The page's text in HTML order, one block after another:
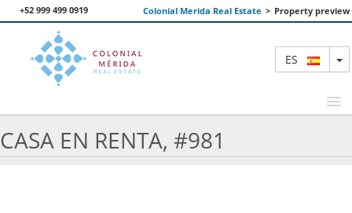
+52 999 499 0919 Colonial Merida Real Estate > Property preview
ES
CASA EN RENTA, #981